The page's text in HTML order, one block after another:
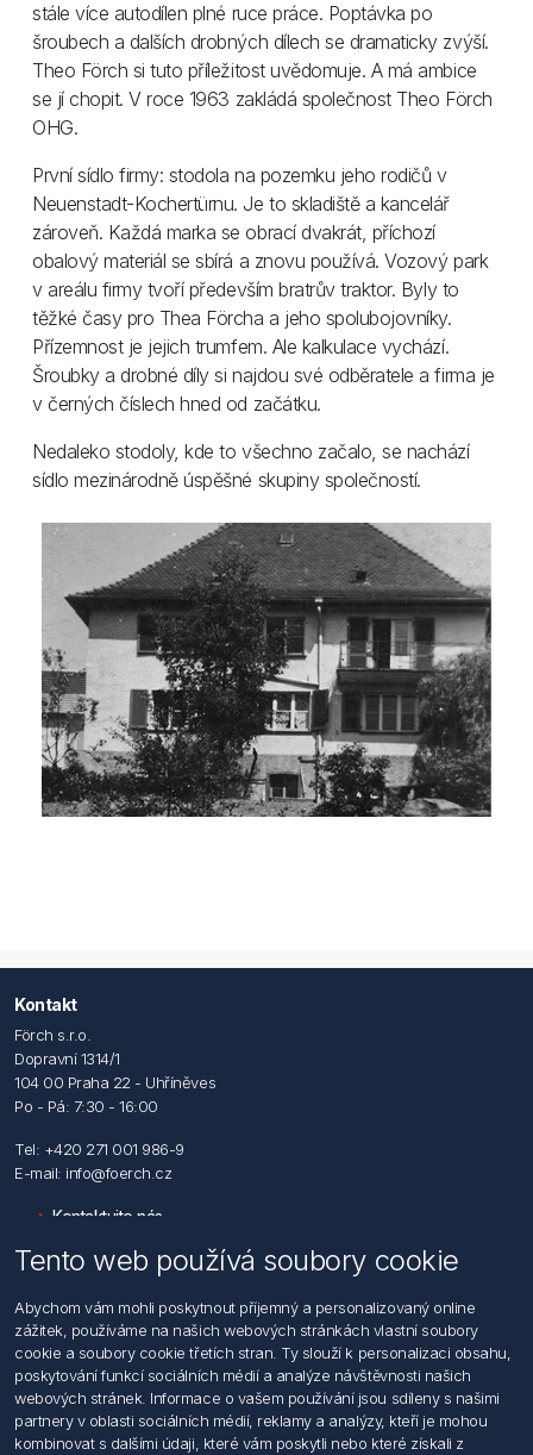
stále více autodílen plné ruce práce. Poptávka po
šroubech a dalších drobných dílech se dramaticky zvýší.
Theo Förch si tuto příležitost uvědomuje. A má ambice
se jí chopit. V roce 1963 zakládá společnost Theo Förch
OHG.
První sídlo firmy: stodola na pozemku jeho rodičů v
Neuenstadt-Kochertürnu. Je to skladiště a kancelář
zároveň. Každá marka se obrací dvakrát, příchozí
obalový materiál se sbírá a znovu používá. Vozový park
v areálu firmy tvoří především bratrův traktor. Byly to
těžké časy pro Thea Förcha a jeho spolubojovníky.
Přízemnost je jejich trumfem. Ale kalkulace vychází.
Šroubky a drobné díly si najdou své odběratele a firma je
v černých číslech hned od začátku.
Nedaleko stodoly, kde to všechno začalo, se nachází
sídlo mezinárodně úspěšné skupiny společností.
Kontakt
Förch s.r.o.
Dopravní 1314/1
104 00 Praha 22 - Uhříněves
Po - Pá: 7:30 - 16:00
Tel: +420 271 001 986-9
E-mail: info@foerch.cz
Kontaktujte nás
Hledat
Dodržování předpisů
Zásady zpracování osobních údajů fyzických osob
Podmínky zasílání elektronických dokumentu
Všeobecné dodací a obchodní podmínky
Informace o nakládaní s elektroodpadem
Tento web používá soubory cookie
Abychom vám mohli poskytnout příjemný a personalizovaný online
zážitek, používáme na našich webových stránkách vlastní soubory
cookie a soubory cookie třetích stran. Ty slouží k personalizaci obsahu,
poskytování funkcí sociálních médií a analýze návštěvnosti našich
webových stránek. Informace o vašem používání jsou sdíleny s našimi
partnery v oblasti sociálních médií, reklamy a analýzy, kteří je mohou
kombinovat s dalšími údaji, které vám poskytli nebo které získali z